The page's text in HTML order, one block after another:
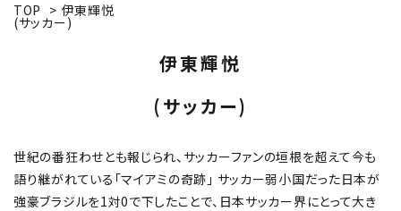
TOP > 伊東輝悦
(サッカー)
伊東輝悦
(サッカー)
世紀の番狂わせとも報じられ、サッカーファンの垣根を超えて今も
語り継がれている「マイアミの奇跡」 サッカー弱小国だった日本が
強豪ブラジルを1対0で下したことで、日本サッカー界にとって大き